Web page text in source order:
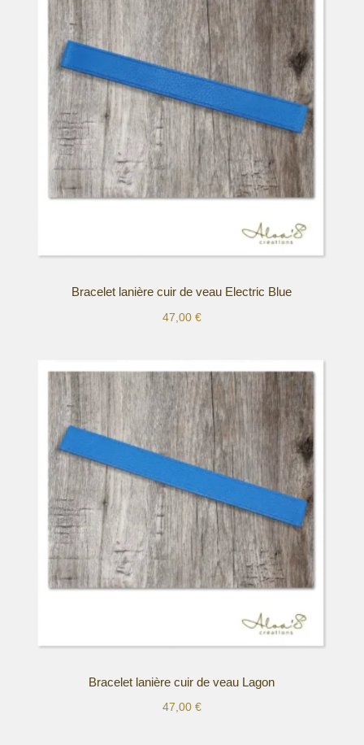
variations.
Les
options
peuvent
être
choisies
page
produit
Bracelet lanière cuir de veau Electric Blue
47,00 €
plusieurs
variations.
options
peuvent
être
choisies
sur
page
produit
Bracelet lanière cuir de veau Lagon
47,00 €